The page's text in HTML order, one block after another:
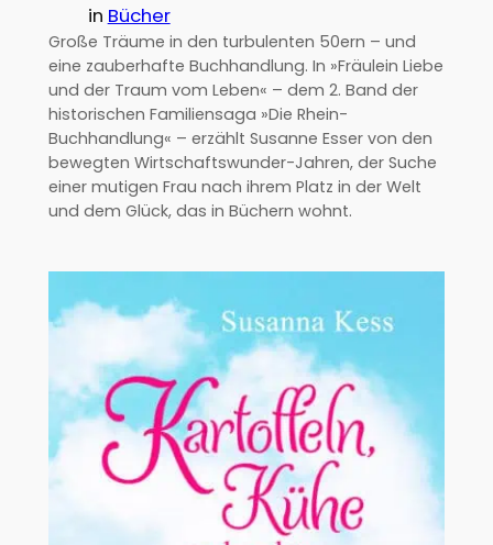
in Bücher
Große Träume in den turbulenten 50ern – und
eine zauberhafte Buchhandlung. In »Fräulein Liebe
und der Traum vom Leben« – dem 2. Band der
historischen Familiensaga »Die Rhein-
Buchhandlung« – erzählt Susanne Esser von den
bewegten Wirtschaftswunder-Jahren, der Suche
einer mutigen Frau nach ihrem Platz in der Welt
und dem Glück, das in Büchern wohnt.